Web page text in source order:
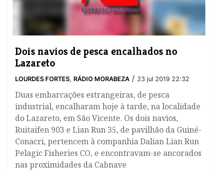
Dois navios de pesca encalhados no
Lazareto
LOURDES FORTES, RÁDIO MORABEZA / 23 jul 2019 22:32
Duas embarcações estrangeiras, de pesca
industrial, encalharam hoje à tarde, na localidade
do Lazareto, em São Vicente. Os dois navios,
Ruitaifen 903 e Lian Run 35, de pavilhão da Guiné-
Conacri, pertencem à companhia Dalian Lian Run
Pelagic Fisheries CO, e encontravam-se ancorados
nas proximidades da Cabnave